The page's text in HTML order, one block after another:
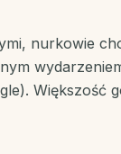
nurkowie
Większość